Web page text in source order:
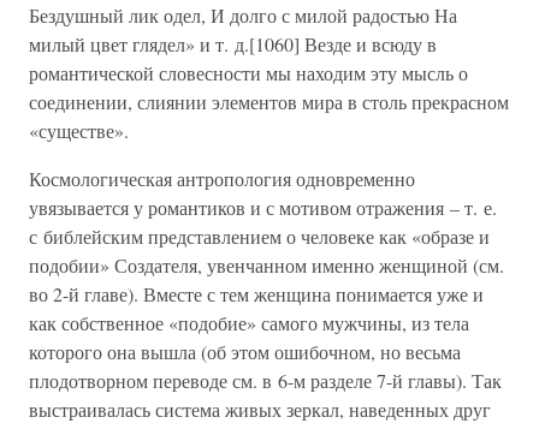
Бездушный лик одел, И долго с милой радостью На
милый цвет глядел» и т. д.[1060] Везде и всюду в
романтической словесности мы находим эту мысль о
соединении, слиянии элементов мира в столь прекрасном
«существе».
Космологическая антропология одновременно
увязывается у романтиков и с мотивом отражения – т. е.
с библейским представлением о человеке как «образе и
подобии» Создателя, увенчанном именно женщиной (см.
во 2-й главе). Вместе с тем женщина понимается уже и
как собственное «подобие» самого мужчины, из тела
которого она вышла (об этом ошибочном, но весьма
плодотворном переводе см. в 6-м разделе 7-й главы). Так
выстраивалась система живых зеркал, наведенных друг